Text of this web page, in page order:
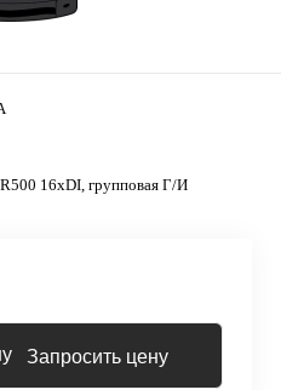
16хDI, групповая Г/И
Запросить цену